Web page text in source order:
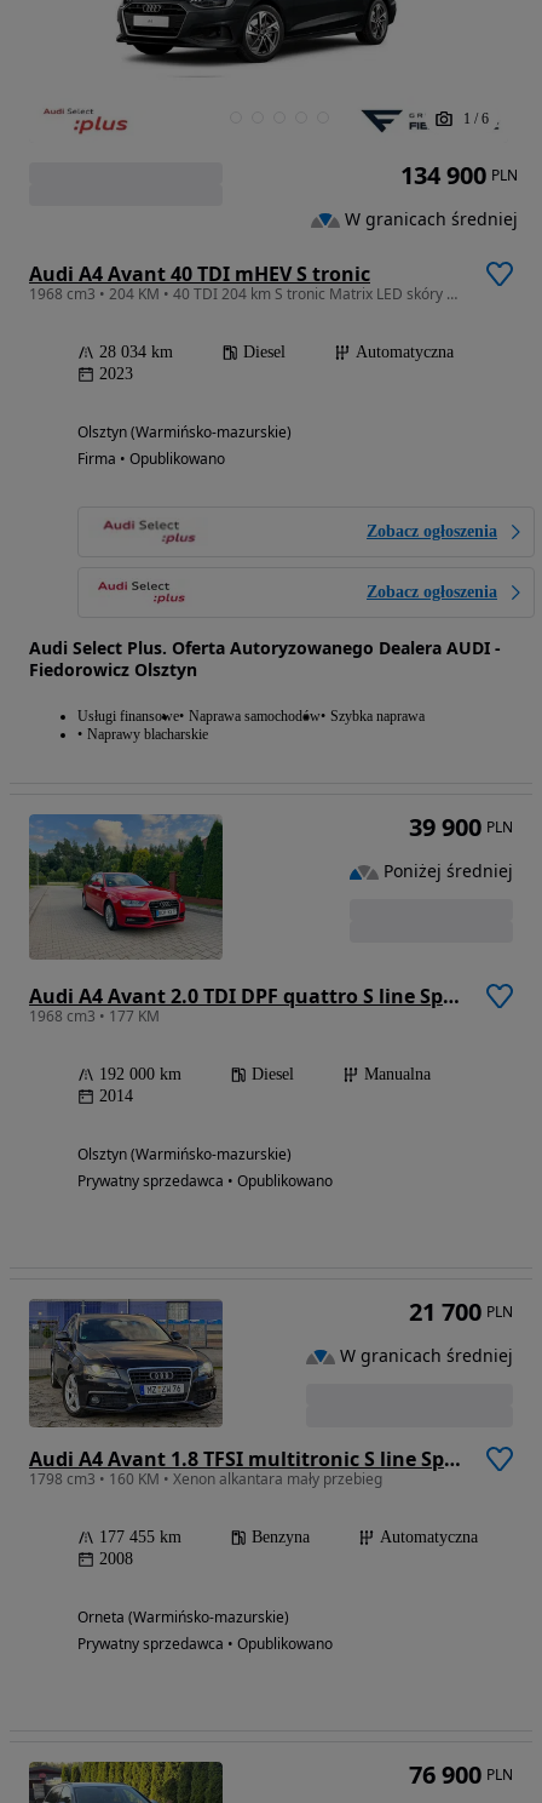
1 / 6
Audi A4 Avant 40 TDI mHEV S tronic
1968 cm3 • 204 KM • 40 TDI 204 km S tronic Matrix LED skóry masaż
28 034 km Diesel
Automatyczna
2023
Olsztyn (Warmińsko-mazurskie)
Firma • Opublikowano
Zobacz ogłoszenia
Zobacz ogłoszenia
Audi Select Plus. Oferta Autoryzowanego Dealera AUDI -
Fiedorowicz Olsztyn
Usługi finansowe Naprawa samochodów Szybka naprawa
Naprawy blacharskie
134 900 PLN
W granicach średniej
Audi A4 Avant 2.0 TDI DPF quattro S line Sportpaket
1968 cm3 • 177 KM
192 000 km Diesel
Manualna
2014
Olsztyn (Warmińsko-mazurskie)
Prywatny sprzedawca • Opublikowano
39 900 PLN
Poniżej średniej
Audi A4 Avant 1.8 TFSI multitronic S line Sportpaket (plus)
1798 cm3 • 160 KM • Xenon alkantara mały przebieg
177 455 km Benzyna
Automatyczna
2008
Orneta (Warmińsko-mazurskie)
Prywatny sprzedawca • Opublikowano
21 700 PLN
W granicach średniej
76 900 PLN